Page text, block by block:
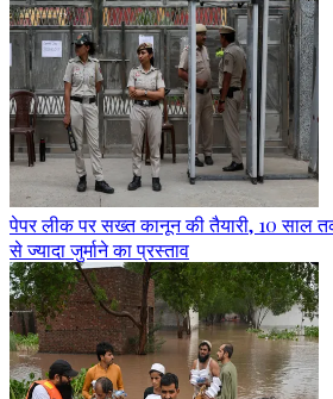
पेपर लीक पर सख्त कानून की तैयारी, 10
से ज्यादा जुर्माने का प्रस्ताव